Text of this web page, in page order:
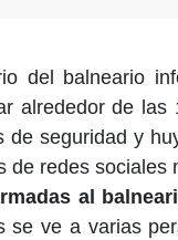
del balneario
alrededor de
de seguridad y
de redes sociales
al
se ve a varias